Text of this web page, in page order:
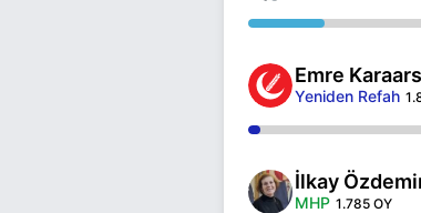
Emre
Yeniden Refah
İlkay
MHP 1.785 OY